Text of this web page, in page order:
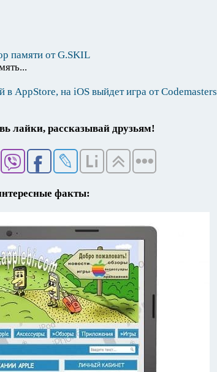
памяти от G.SKIL
AppStore, на iOS выйдет игра от Codemasters
лайки, рассказывай друзьям!
факты: